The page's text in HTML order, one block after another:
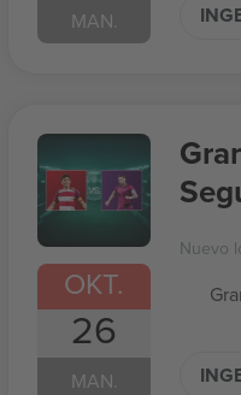
MAN.
OKT.
26
MAN.
Nuevo